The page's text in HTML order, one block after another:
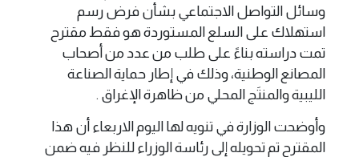
وسائل التواصل الاجتماعي بشأن فرض رسم
استهلاك على السلع المستوردة هو فقط مقترح
تمت دراسته بناءً على طلب من عدد من أصحاب
المصانع الوطنية، وذلك في إطار حماية الصناعة
الليبية والمنتَج المحلي من ظاهرة الإغراق .
وأوضحت الوزارة في تنويه لها اليوم الاربعاء أن هذا
المقترح تم تحويله إلى رئاسة الوزراء للنظر فيه ضمن